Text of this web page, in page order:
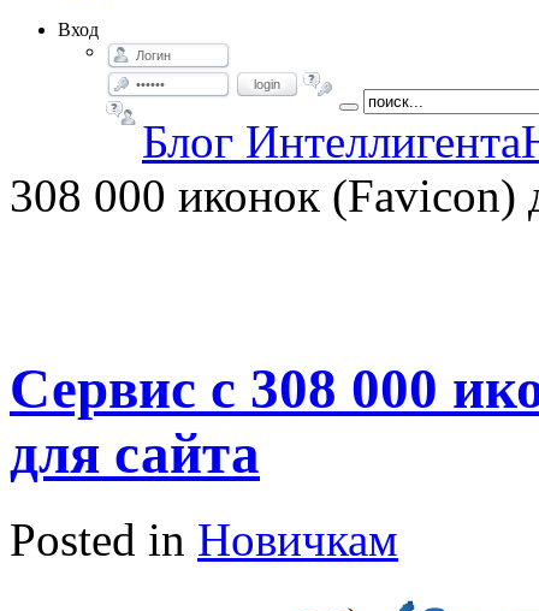
Вход
login
Блог Интеллигента
308 000 иконок (Favicon)
Сервис с 308 000
для сайта
Posted in Новичкам